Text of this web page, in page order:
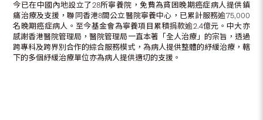
今已在中國內地設立了28所寧養院，免費為貧困晚期癌症病人提供鎮
痛治療及支援，聯同香港8間公立醫院寧養中心，已累計服務逾75,000
名晚期癌症病人。至今基金會為寧養項目累積捐款逾2.4億元。中大亦
感謝香港醫院管理局，醫院管理局一直本著「全人治療」的宗旨，透過
跨專科及跨界別合作的綜合服務模式，為病人提供整體的紓緩治療，轄
下的多個紓緩治療單位亦為病人提供適切的支援。